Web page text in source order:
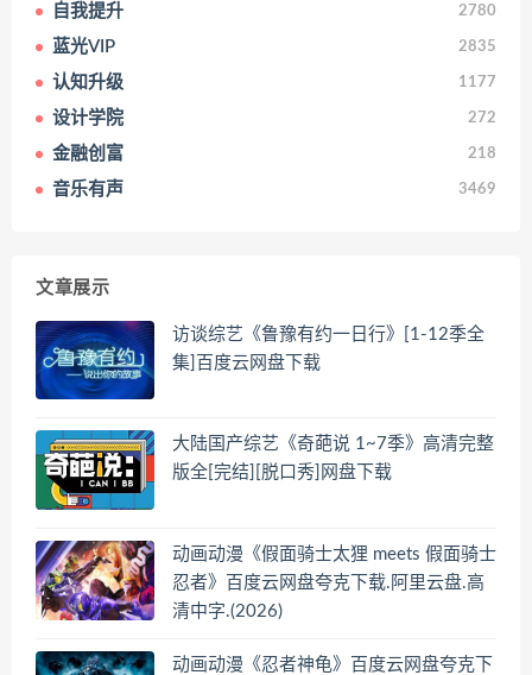
自我提升 2780
蓝光VIP 2835
认知升级 1177
设计学院 272
金融创富 218
音乐有声 3469
文章展示
访谈综艺《鲁豫有约一日行》[1-12季全
集]百度云网盘下载
大陆国产综艺《奇葩说 1~7季》高清完整
版全[完结][脱口秀]网盘下载
动画动漫《假面骑士太狸 meets 假面骑士
忍者》百度云网盘夸克下载.阿里云盘.高
清中字.(2026)
动画动漫《忍者神龟》百度云网盘夸克下